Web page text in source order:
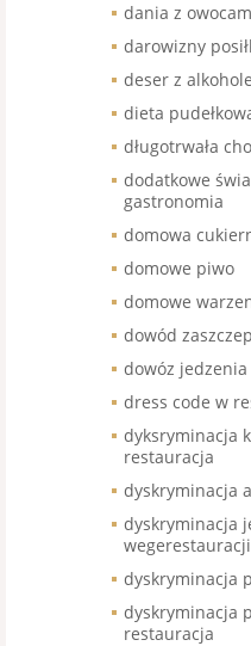
dania z
darowizny
deser z
dieta
długotrwała
dodatkowe
gastronomia
domowa
domowe piwo
domowe
dowód
dowóz jedzenia
dress code w
dyksryminacja
restauracja
dyskryminacja
dyskryminacja
wegerestauracji
dyskryminacja
dyskryminacja
restauracja